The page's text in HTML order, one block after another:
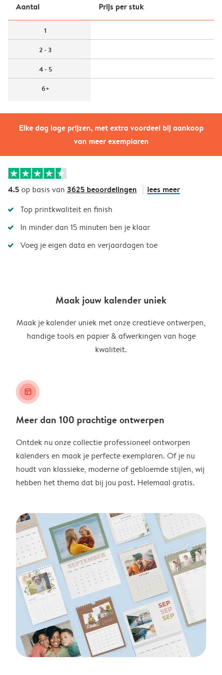
Elke dag lage prijzen, met extra voordeel bij aankoop
van meer exemplaren
Aantal Prijs per stuk
1
2 - 3
4 - 5
6+
4.5op basis van 3625 beoordelingen lees meer
Top printkwaliteit en finish
In minder dan 15 minuten ben je klaar
Voeg je eigen data en verjaardagen toe
Maak jouw kalender uniek
Maak je kalender uniek met onze creatieve ontwerpen,
handige tools en papier & afwerkingen van hoge
kwaliteit.
layout_alt
Meer dan 100 prachtige ontwerpen
Ontdek nu onze collectie professioneel ontworpen
kalenders en maak je perfecte exemplaren. Of je nu
houdt van klassieke, moderne of gebloemde stijlen, wij
hebben het thema dat bij jou past. Helemaal gratis.